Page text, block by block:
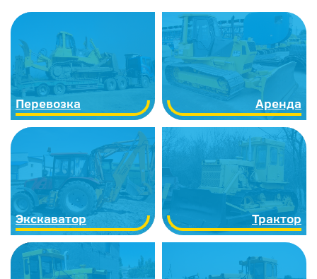
Перевозка Аренда
Экскаватор Трактор